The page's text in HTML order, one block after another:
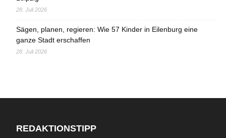
28. Juli 2026
Sägen, planen, regieren: Wie 57 Kinder in Eilenburg eine
ganze Stadt erschaffen
28. Juli 2026
REDAKTIONSTIPP